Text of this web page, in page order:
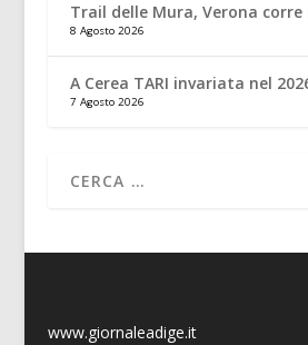
Trail delle Mura, Verona
8 Agosto 2026
A Cerea TARI invariata nel
7 Agosto 2026
www.giornaleadige.it